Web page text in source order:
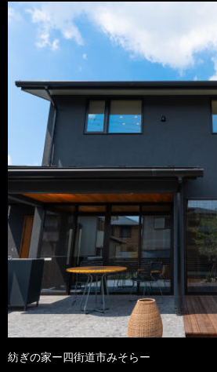
紡ぎの家ー四街道市みそらー